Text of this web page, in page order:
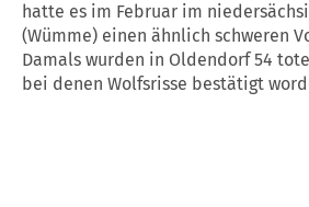
hatte es im Februar im
(Wümme) einen ähnlich schweren
Damals wurden in Oldendorf 54
bei denen Wolfsrisse bestätigt